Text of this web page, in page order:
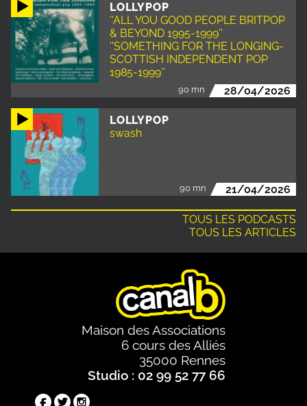
LOLLYPOP
''ALL YOU GOOD PEOPLE BRITPOP
& BEYOND 1995-1999''
''SOMETHING FOR THE LONGING-
SCOTTISH INDEPENDENT POP
1985-1999''
90 mn 28/04/2026
LOLLYPOP
swash
90 mn 21/04/2026
TOUS LES PODCASTS
TOUS LES ARTICLES
Maison des Associations
6 cours des Alliés
35000 Rennes
Studio : 02 99 52 77 66